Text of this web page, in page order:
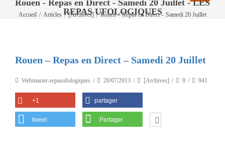
Rouen - Repas en Direct - Samedi 20 Juillet - LES
REPAS UFOLOGIQUES
Accueil / Articles / [Archives] / Rouen – Repas en Direct – Samedi 20 Juillet
Rouen – Repas en Direct – Samedi 20 Juillet
Webmaster-repasufologiques 20/07/2013 [Archives] 0 941
+1 partager
tweet Partager